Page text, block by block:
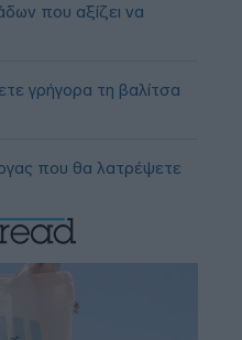
που αξίζει να
γρήγορα τη βαλίτσα
που θα λατρέψετε